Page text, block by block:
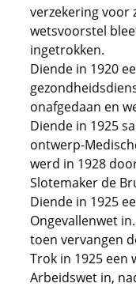
verzekering voor
wetsvoorstel
ingetrokken.
Diende in 1920
onafgedaan en
Diende in 1925
ontwerp-
werd in 1928
Slotemaker de
Diende in 1925
Ongevallenwet
toen vervangen
Trok in 1925 een
Arbeidswet in,